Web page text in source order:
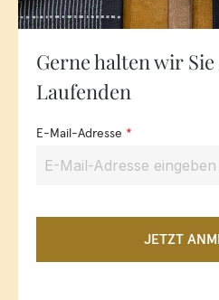
Gerne halten wir
Laufenden
E-Mail-Adresse *
JETZT